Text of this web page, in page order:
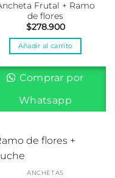
Frutal + Ramo
de flores
$278.900
Añadir al carrito
Comprar por
Whatsapp
ANCHETAS